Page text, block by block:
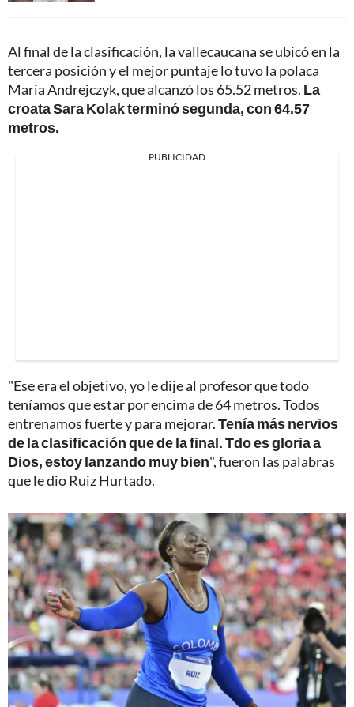
Al final de la clasificación, la vallecaucana se ubicó en la
tercera posición y el mejor puntaje lo tuvo la polaca
Maria Andrejczyk, que alcanzó los 65.52 metros. La
croata Sara Kolak terminó segunda, con 64.57
metros.
PUBLICIDAD
"Ese era el objetivo, yo le dije al profesor que todo
teníamos que estar por encima de 64 metros. Todos
entrenamos fuerte y para mejorar.Tenía más nervios
de la clasificación que de la final. Tdo es gloria a
Dios, estoy lanzando muy bien", fueron las palabras
que le dio Ruiz Hurtado.